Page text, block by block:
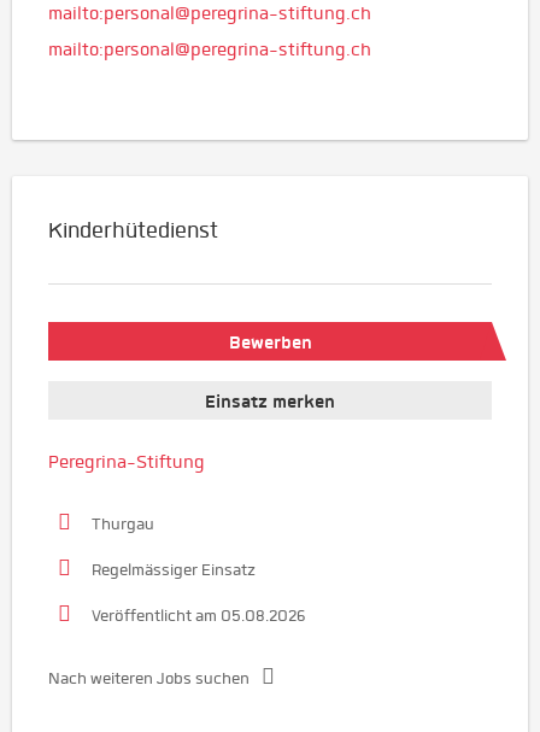
mailto:personal@peregrina-stiftung.ch
mailto:personal@peregrina-stiftung.ch
Kinderhütedienst
Bewerben
Einsatz merken
Peregrina-Stiftung
Thurgau
Regelmässiger Einsatz
Veröffentlicht am 05.08.2026
Nach weiteren Jobs suchen